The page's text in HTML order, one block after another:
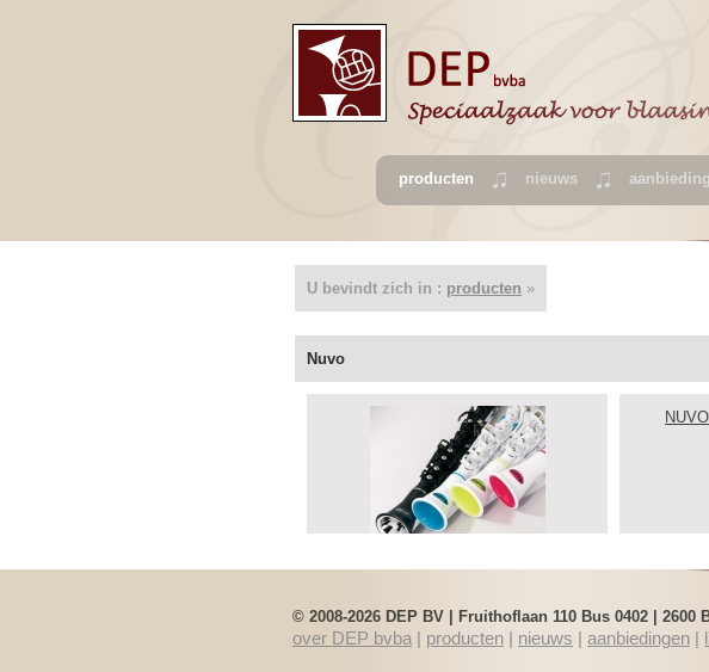
producten nieuws
U bevindt zich in : producten »
Nuvo
NUVO jSAX
© 2008-2026 DEP BV | Fruithoflaan 110 Bus 0402 | 2600
over DEP bvba producten nieuws aanbiedingen